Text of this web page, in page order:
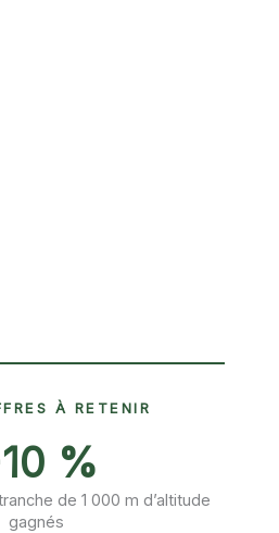
À RETENIR
%
de 1 000 m d’altitude
gagnés